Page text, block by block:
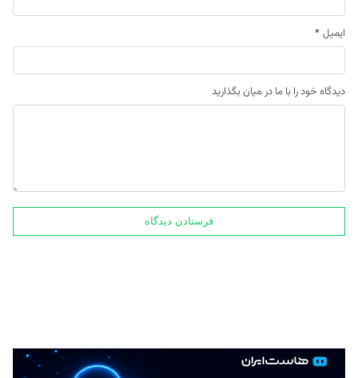
ایمیل *
دیدگاه خود را با ما در میان بگذارید